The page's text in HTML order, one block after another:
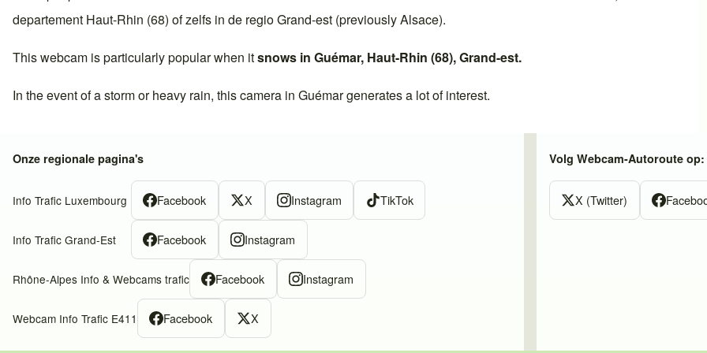
departement Haut-Rhin (68) of zelfs in de regioGrand-est (previouslyAlsace).
This webcam is particularly popular when itsnows in Guémar, Haut-Rhin (68),Grand-est.
In the event of a storm or heavy rain, this camera in Guémargenerates a lot of interest.
Onze regionale pagina's
Info Trafic Luxembourg Facebook X Instagram TikTok
Info Trafic Grand-Est Facebook Instagram
Rhône-Alpes Info & Webcams trafic Facebook Instagram
Webcam Info Trafic E411 Facebook X
Volg Webcam-Autoroute op:
X (Twitter)